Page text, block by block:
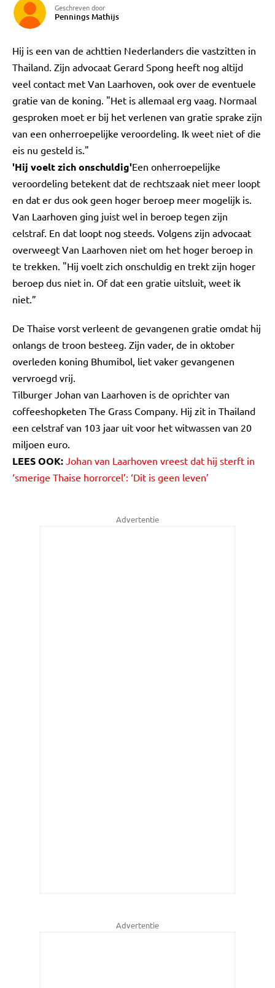
Geschreven door
Pennings Mathijs
Hij is een van de achttien Nederlanders die vastzitten in
Thailand. Zijn advocaat Gerard Spong heeft nog altijd
veel contact met Van Laarhoven, ook over de eventuele
gratie van de koning. "Het is allemaal erg vaag. Normaal
gesproken moet er bij het verlenen van gratie sprake zijn
van een onherroepelijke veroordeling. Ik weet niet of die
eis nu gesteld is."
'Hij voelt zich onschuldig'Een onherroepelijke
veroordeling betekent dat de rechtszaak niet meer loopt
en dat er dus ook geen hoger beroep meer mogelijk is.
Van Laarhoven ging juist wel in beroep tegen zijn
celstraf. En dat loopt nog steeds. Volgens zijn advocaat
overweegt Van Laarhoven niet om het hoger beroep in
te trekken. "Hij voelt zich onschuldig en trekt zijn hoger
beroep dus niet in. Of dat een gratie uitsluit, weet ik
niet.”
De Thaise vorst verleent de gevangenen gratie omdat hij
onlangs de troon besteeg. Zijn vader, de in oktober
overleden koning Bhumibol, liet vaker gevangenen
vervroegd vrij.
Tilburger Johan van Laarhoven is de oprichter van
coffeeshopketen The Grass Company. Hij zit in Thailand
een celstraf van 103 jaar uit voor het witwassen van 20
miljoen euro.
LEES OOK: Johan van Laarhoven vreest dat hij sterft in
‘smerige Thaise horrorcel’: ‘Dit is geen leven’
Advertentie
Advertentie